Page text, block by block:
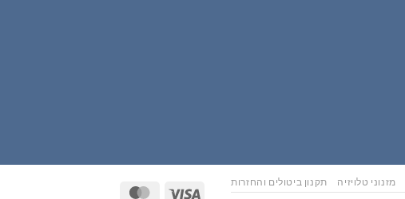
Visa
מזנוני טלויזיה תקנון ביטולים והחזרות